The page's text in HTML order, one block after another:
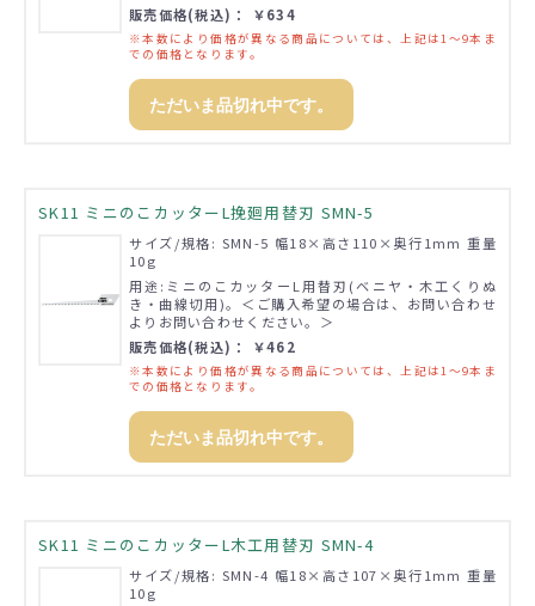
販売価格(税込)： ￥634
※本数により価格が異なる商品については、上記は1～9本ま
での価格となります。
ただいま品切れ中です。
SK11 ミニのこカッターL挽廻用替刃 SMN-5
サイズ/規格: SMN-5 幅18×高さ110×奥行1mm 重量
10g
用途:ミニのこカッターL用替刃(ベニヤ・木工くりぬ
き・曲線切用)。＜ご購入希望の場合は、お問い合わせ
よりお問い合わせください。＞
販売価格(税込)： ￥462
※本数により価格が異なる商品については、上記は1～9本ま
での価格となります。
ただいま品切れ中です。
SK11 ミニのこカッターL木工用替刃 SMN-4
サイズ/規格: SMN-4 幅18×高さ107×奥行1mm 重量
10g